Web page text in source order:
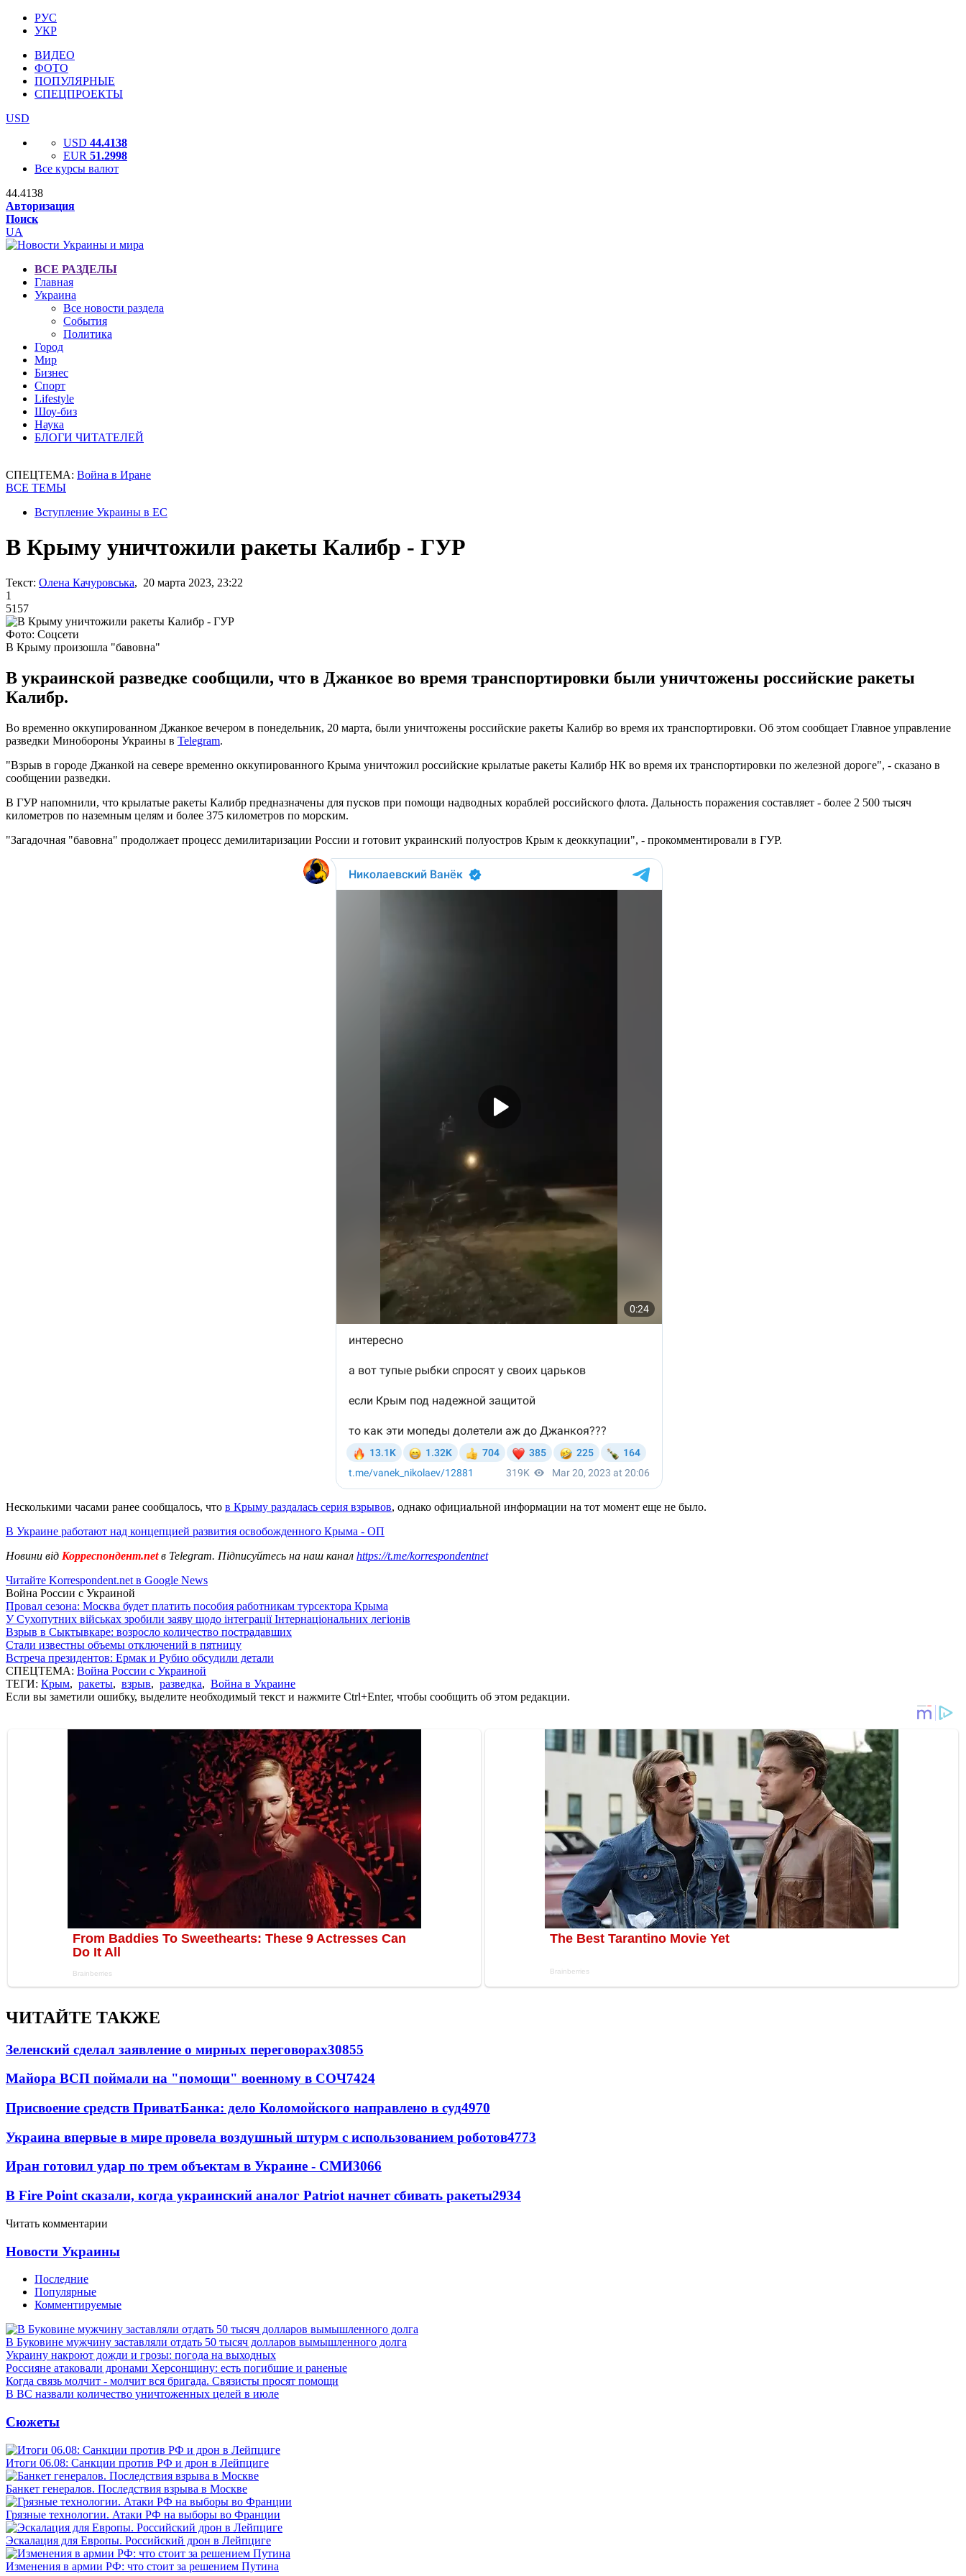
РУС
УКР
ВИДЕО
ФОТО
ПОПУЛЯРНЫЕ
СПЕЦПРОЕКТЫ
USD
USD 44.4138
EUR 51.2998
Все курсы валют
44.4138
Авторизация
Поиск
UA
ВСЕ РАЗДЕЛЫ
Главная
Украина
Все новости раздела
События
Политика
Город
Мир
Бизнес
Спорт
Lifestyle
Шоу-биз
Наука
БЛОГИ ЧИТАТЕЛЕЙ
СПЕЦТЕМА: Война в Иране
ВСЕ ТЕМЫ
Вступление Украины в ЕС
В Крыму уничтожили ракеты Калибр - ГУР
Текст: Олена Качуровська, 20 марта 2023, 23:22
1
5157
Фото: Соцсети
В Крыму произошла "бавовна"
В украинской разведке сообщили, что в Джанкое во время транспортировки были уничтожены российские ракеты
Калибр.
Во временно оккупированном Джанкое вечером в понедельник, 20 марта, были уничтожены российские ракеты Калибр во время их транспортировки. Об этом сообщает Главное управление
разведки Минобороны Украины в Telegram.
"Взрыв в городе Джанкой на севере временно оккупированного Крыма уничтожил российские крылатые ракеты Калибр НК во время их транспортировки по железной дороге", - сказано в
сообщении разведки.
В ГУР напомнили, что крылатые ракеты Калибр предназначены для пусков при помощи надводных кораблей российского флота. Дальность поражения составляет - более 2 500 тысяч
километров по наземным целям и более 375 километров по морским.
"Загадочная "бавовна" продолжает процесс демилитаризации России и готовит украинский полуостров Крым к деоккупации", - прокомментировали в ГУР.
Несколькими часами ранее сообщалось, что в Крыму раздалась серия взрывов, однако официальной информации на тот момент еще не было.
В Украине работают над концепцией развития освобожденного Крыма - ОП
Новини від Корреспондент.netв Telegram. Підписуйтесь на наш канал https://t.me/korrespondentnet
Читайте Korrespondent.net в Google News
Война России с Украиной
Провал сезона: Москва будет платить пособия работникам турсектора Крыма
У Сухопутних військах зробили заяву щодо інтеграції Інтернаціональних легіонів
Взрыв в Сыктывкаре: возросло количество пострадавших
Стали известны объемы отключений в пятницу
Встреча президентов: Ермак и Рубио обсудили детали
СПЕЦТЕМА: Война России с Украиной
ТЕГИ: Крым, ракеты, взрыв, разведка, Война в Украине
Если вы заметили ошибку, выделите необходимый текст и нажмите Ctrl+Enter, чтобы сообщить об этом редакции.
ЧИТАЙТЕ ТАКЖЕ
Зеленский сделал заявление о мирных переговорах30855
Майора ВСП поймали на "помощи" военному в СОЧ7424
Присвоение средств ПриватБанка: дело Коломойского направлено в суд4970
Украина впервые в мире провела воздушный штурм с использованием роботов4773
Иран готовил удар по трем объектам в Украине - СМИ3066
В Fire Point сказали, когда украинский аналог Patriot начнет сбивать ракеты2934
Читать комментарии
Новости Украины
Последние
Популярные
Комментируемые
В Буковине мужчину заставляли отдать 50 тысяч долларов вымышленного долга
Украину накроют дожди и грозы: погода на выходных
Россияне атаковали дронами Херсонщину: есть погибшие и раненые
Когда связь молчит - молчит вся бригада. Связисты просят помощи
В ВС назвали количество уничтоженных целей в июле
Сюжеты
Итоги 06.08: Санкции против РФ и дрон в Лейпциге
Банкет генералов. Последствия взрыва в Москве
Грязные технологии. Атаки РФ на выборы во Франции
Эскалация для Европы. Российский дрон в Лейпциге
Изменения в армии РФ: что стоит за решением Путина